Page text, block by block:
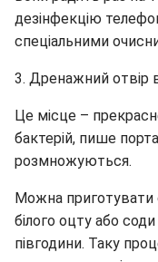
дезінфекцію
спеціальними
3. Дренажний отвір
Це місце –
бактерій, пише
розмножуються.
Можна приготувати
білого оцту або
півгодини. Таку